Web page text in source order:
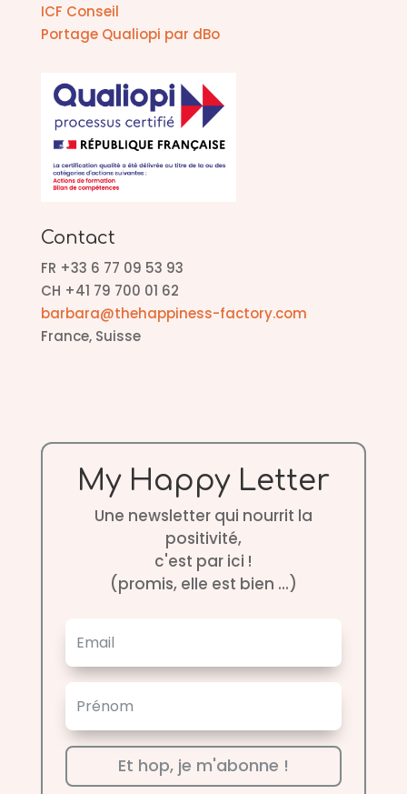
ICF Conseil
Portage Qualiopi par dBo
Contact
FR +33 6 77 09 53 93
CH +41 79 700 01 62
barbara@thehappiness-factory.com
France, Suisse
My Happy Letter
Une newsletter qui nourrit la
positivité,
c'est par ici !
(promis, elle est bien ...)
Et hop, je m'abonne !